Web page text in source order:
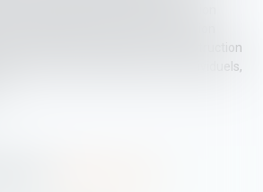
d’ouverture de chantier, déclaration
des travaux. La construction
différentes dimensions : construction
construction de logements individuels,